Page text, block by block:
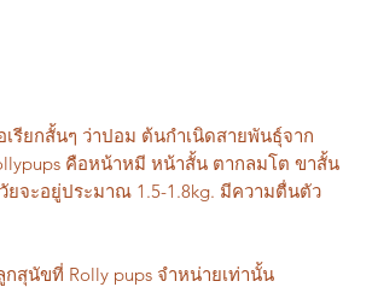
เรียกสั้นๆ ว่าปอม ต้นกำเนิดสายพันธุ์จาก
คือหน้าหมี หน้าสั้น ตากลมโต ขาสั้น
จะอยู่ประมาณ 1.5-1.8kg. มีความตื่นตัว
สุนัขที่ Rolly pups จำหน่ายเท่านั้น